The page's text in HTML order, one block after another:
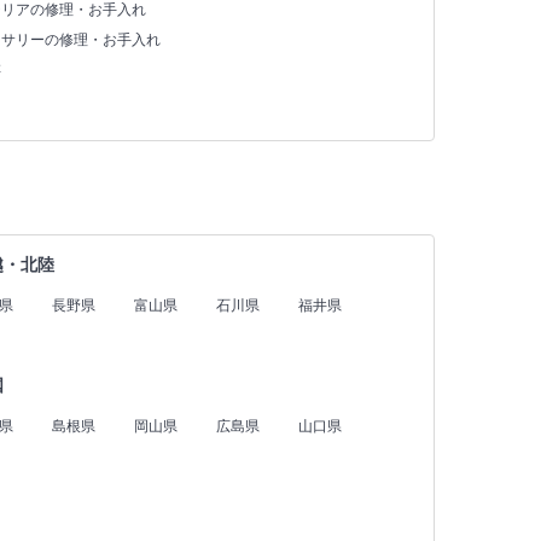
アの修理・お手入れ
リーの修理・お手入れ
・北陸
長野県 富山県 石川県 福井県
島根県 岡山県 広島県 山口県